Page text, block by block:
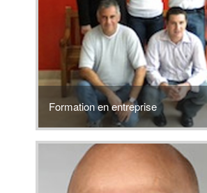
Formation en entreprise